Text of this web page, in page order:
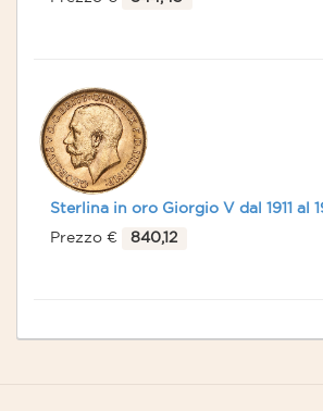
Sterlina in oro Giorgio V dal 1911 al
Prezzo €
840,12